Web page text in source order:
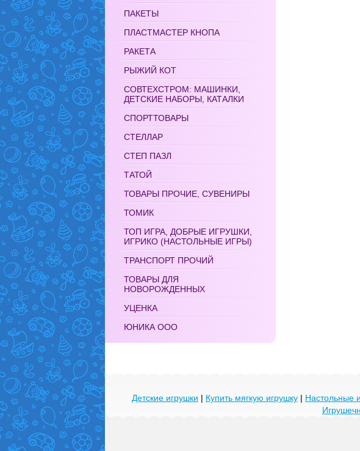
ПАКЕТЫ
ПЛАСТМАСТЕР КНОПА
РАКЕТА
РЫЖИЙ КОТ
СОВТЕХСТРОМ: МАШИНКИ,
ДЕТСКИЕ НАБОРЫ, КАТАЛКИ
СПОРТТОВАРЫ
СТЕЛЛАР
СТЕП ПАЗЛ
ТАТОЙ
ТОВАРЫ ПРОЧИЕ, СУВЕНИРЫ
ТОМИК
ТОП ИГРА, ДОБРЫЕ ИГРУШКИ,
ИГРИКО (НАСТОЛЬНЫЕ ИГРЫ)
ТРАНСПОРТ ПРОЧИЙ
ТОВАРЫ ДЛЯ
НОВОРОЖДЕННЫХ
УЦЕНКА
ЮНИКА ООО
Детские игрушки | Купить мягкую игрушку | Настольные